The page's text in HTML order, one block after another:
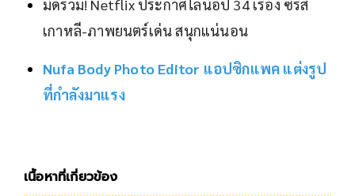
มัดรวม! Netflix ประกาศไลน์อัป 34 เรื่อง ซีรีส์
เกาหลี-ภาพยนตร์เด่น สนุกแน่นอน
Nufa Body Photo Editor แอปซิกแพค แต่งรูป
ที่กำลังมาแรง
เนื้อหาที่เกี่ยวข้อง